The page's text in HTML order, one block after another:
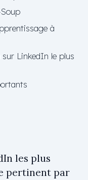
à
LinkedIn le plus
les plus
pertinent par